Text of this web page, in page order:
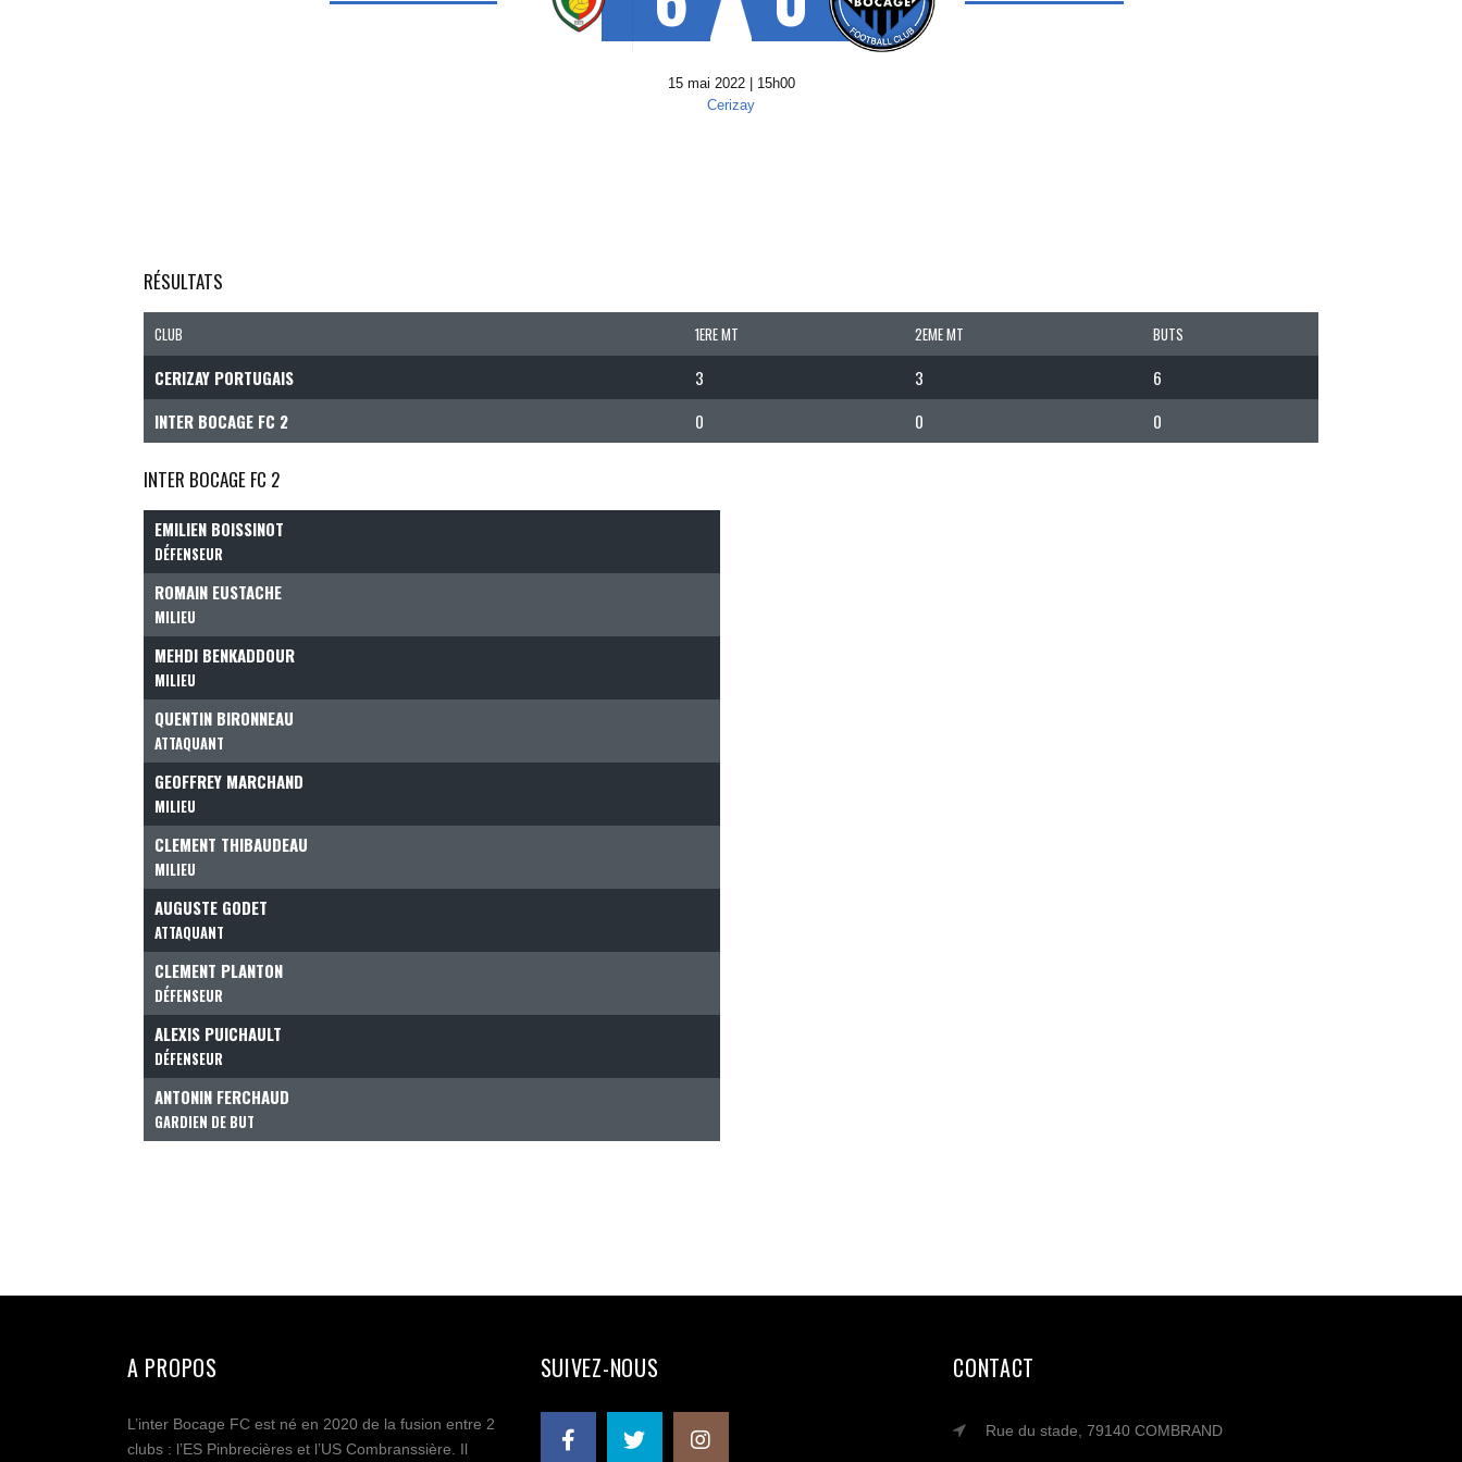
15 mai 2022 | 15h00
Cerizay
RÉSULTATS
CLUB 1ERE MT 2EME MT BUTS
CERIZAY PORTUGAIS 3 3
6
INTER BOCAGE FC 2
0 0 0
INTER BOCAGE FC 2
EMILIEN BOISSINOT
DÉFENSEUR
ROMAIN EUSTACHE
MILIEU
MEHDI BENKADDOUR
MILIEU
QUENTIN BIRONNEAU
ATTAQUANT
GEOFFREY MARCHAND
MILIEU
CLEMENT THIBAUDEAU
MILIEU
AUGUSTE GODET
ATTAQUANT
CLEMENT PLANTON
DÉFENSEUR
ALEXIS PUICHAULT
DÉFENSEUR
ANTONIN FERCHAUD
GARDIEN DE BUT
A PROPOS
L’inter Bocage FC est né en 2020 de la fusion entre 2
clubs : l’ES Pinbrecières et l’US Combranssière. Il
SUIVEZ-NOUS CONTACT
Rue du stade, 79140 COMBRAND